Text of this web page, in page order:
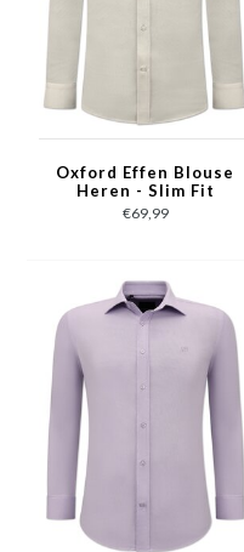
Oxford Effen Blouse
Heren - Slim Fit
Stretch - Beige
€69,99